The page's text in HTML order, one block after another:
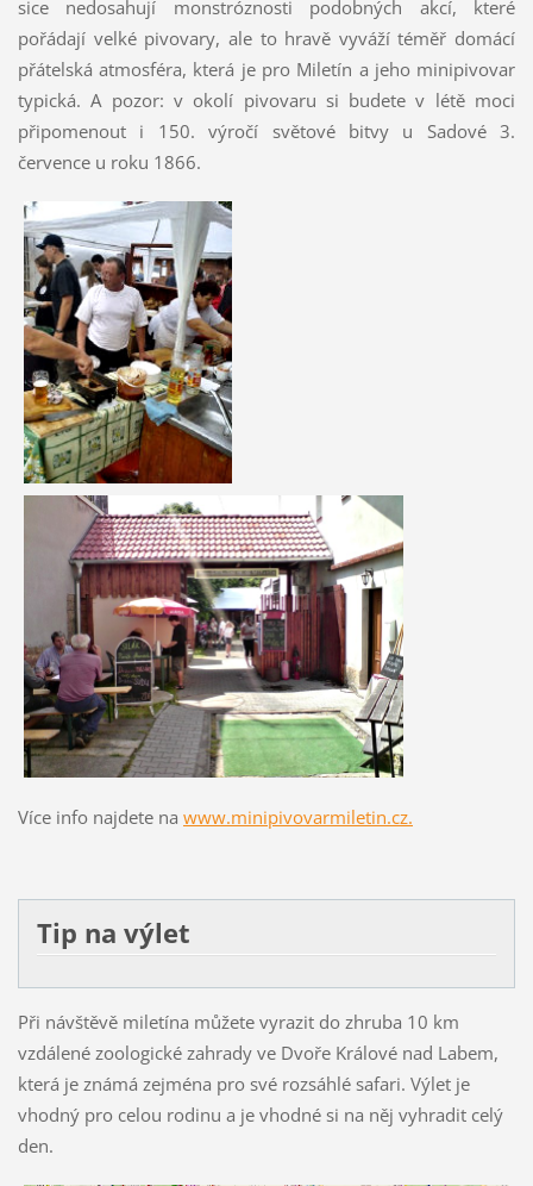
sice nedosahují monstróznosti podobných akcí, které
pořádají velké pivovary, ale to hravě vyváží téměř domácí
přátelská atmosféra, která je pro Miletín a jeho minipivovar
typická. A pozor: v okolí pivovaru si budete v létě moci
připomenout i 150. výročí světové bitvy u Sadové 3.
července u roku 1866.
Více info najdete na www.minipivovarmiletin.cz.
Tip na výlet
Při návštěvě miletína můžete vyrazit do zhruba 10 km
vzdálené zoologické zahrady ve Dvoře Králové nad Labem,
která je známá zejména pro své rozsáhlé safari. Výlet je
vhodný pro celou rodinu a je vhodné si na něj vyhradit celý
den.